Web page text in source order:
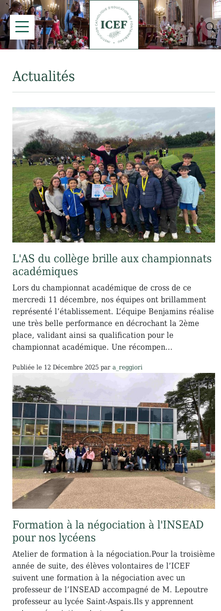
Actualités
L'AS du collège brille aux championnats
académiques
Lors du championnat académique de cross de ce
mercredi 11 décembre, nos équipes ont brillamment
représenté l’établissement. L’équipe Benjamins réalise
une très belle performance en décrochant la 2ème
place, validant ainsi sa qualification pour le
championnat académique. Une récompen...
Publiée le 12 Décembre 2025 par a_reggiori
Formation à la négociation à l'INSEAD
pour nos lycéens
Atelier de formation à la négociation.Pour la troisième
année de suite, des élèves volontaires de l’ICEF
suivent une formation à la négociation avec un
professeur de l’INSEAD accompagné de M. Lepoutre
professeur au lycée Saint-Aspais.Ils y apprennent